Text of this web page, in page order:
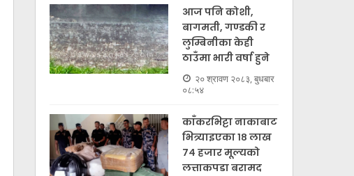
आज पनि कोशी,
बागमती, गण्डकी र
लुम्बिनीका केही
ठाउँमा भारी वर्षा हुने
२० श्रावण २०८३, बुधबार
०८:५४
काँकरभिट्टा नाकाबाट
भित्र्याइएका १८ लाख
७४ हजार मूल्यकाे
लत्ताकपडा बरामद